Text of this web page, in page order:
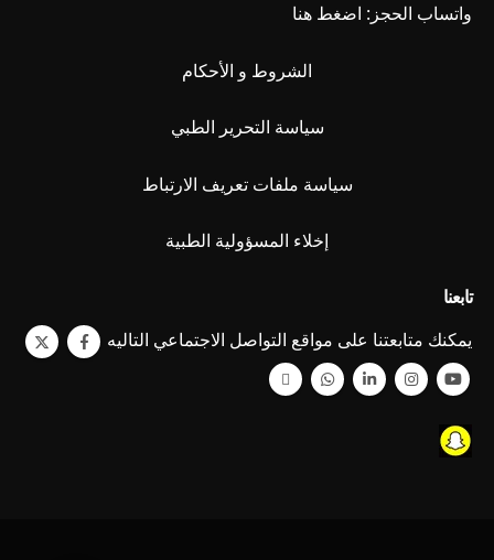
واتساب الحجز: اضغط هنا
الشروط و الأحكام
سياسة التحرير الطبي
سياسة ملفات تعريف الارتباط
إخلاء المسؤولية الطبية
تابعنا
يمكنك متابعتنا على مواقع التواصل الاجتماعي التاليه